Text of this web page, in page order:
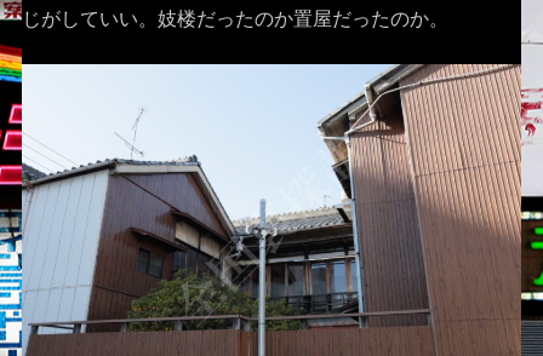
じがしていい。妓楼だったのか置屋だったのか。